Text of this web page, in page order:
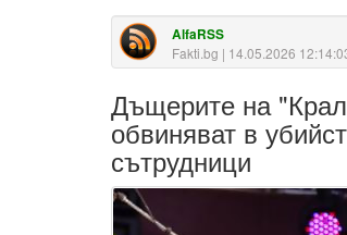
AlfaRSS
Fakti.bg | 14.05.2026
Дъщерите на
обвиняват в
сътрудници